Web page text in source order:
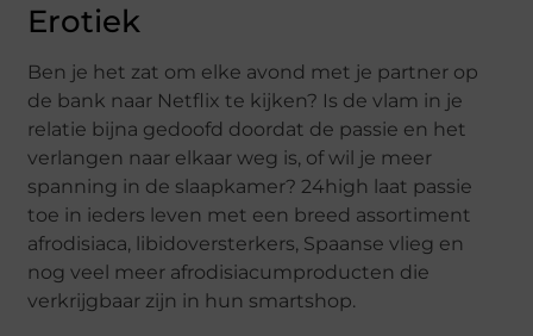
Erotiek
Ben je het zat om elke avond met je partner op
de bank naar Netflix te kijken? Is de vlam in je
relatie bijna gedoofd doordat de passie en het
verlangen naar elkaar weg is, of wil je meer
spanning in de slaapkamer? 24high laat passie
toe in ieders leven met een breed assortiment
afrodisiaca, libidoversterkers, Spaanse vlieg en
nog veel meer afrodisiacumproducten die
verkrijgbaar zijn in hun smartshop.